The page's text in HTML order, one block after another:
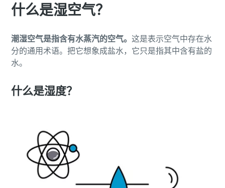
什么是湿空气？
潮湿空气是指含有水蒸汽的空气。 这是表示空气中存在水
分的通用术语。把它想象成盐水，它只是指其中含有盐的
水。
什么是湿度？